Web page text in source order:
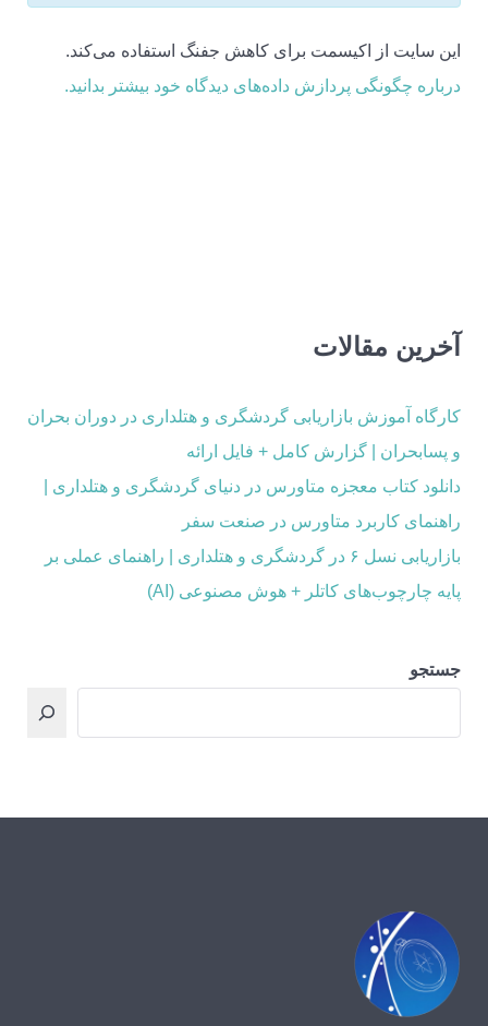
این سایت از اکیسمت برای کاهش جفنگ استفاده می‌کند.
درباره چگونگی پردازش داده‌های دیدگاه خود بیشتر بدانید.
آخرین مقالات
کارگاه آموزش بازاریابی گردشگری و هتلداری در دوران بحران
و پسابحران | گزارش کامل + فایل ارائه
دانلود کتاب معجزه متاورس در دنیای گردشگری و هتلداری |
راهنمای کاربرد متاورس در صنعت سفر
بازاریابی نسل ۶ در گردشگری و هتلداری | راهنمای عملی بر
پایه چارچوب‌های کاتلر + هوش مصنوعی (AI)
جستجو